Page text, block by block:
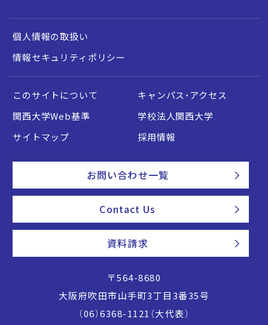
個人情報の取扱い
情報セキュリティポリシー
このサイトについて
キャンパス・アクセス
関西大学Web基準
学校法人関西大学
サイトマップ
採用情報
お問い合わせ一覧
Contact Us
資料請求
〒564-8680
大阪府吹田市山手町3丁目3番35号
（06）6368-1121（大代表）